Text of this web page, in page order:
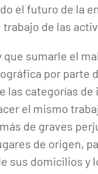
el futuro de la
de las
que sumarle el
por parte
las categorías
el mismo
de graves
de origen,
sus domicilios y